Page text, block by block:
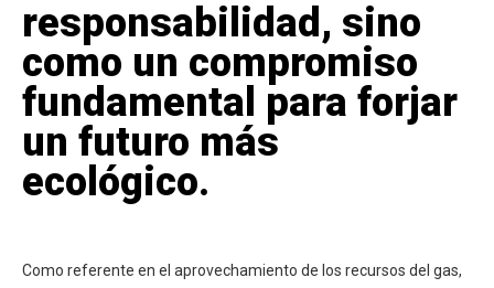
responsabilidad, sino
como un compromiso
fundamental para forjar
un futuro más
ecológico.
Como referente en el aprovechamiento de los recursos del gas,